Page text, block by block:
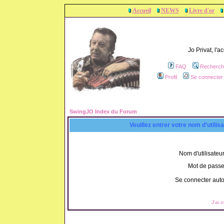
Accueil NEWS Livre d'or
Jo Privat,
FAQ
Profil
Se
SwingJO Index du Forum
Veuillez entrer votre nom
Nom
Mot de
Se connecter
J'ai